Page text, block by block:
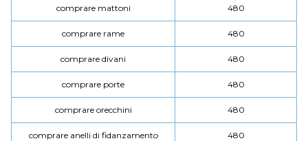
comprare mattoni 480
comprare rame 480
comprare divani 480
comprare porte 480
comprare orecchini 480
comprare anelli di fidanzamento 480